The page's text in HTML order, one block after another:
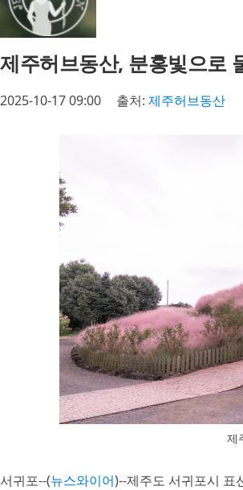
제주허브동산, 분홍빛으로
2025-10-17 09:00 출처: 제주허브동산
제
서귀포--(뉴스와이어)--제주도 서귀포시 표